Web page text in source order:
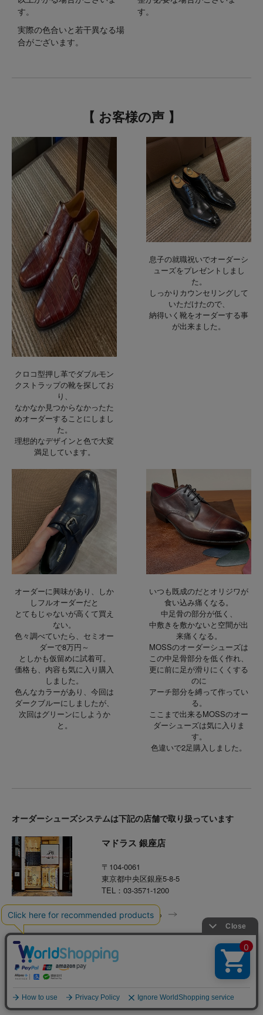
す。
す。
実際の色合いと若干異なる場
合がございます。
【 お客様の声 】
クロコ型押し革でダブルモン
クストラップの靴を探してお
り、
なかなか見つからなかったた
めオーダーすることにしまし
た。
理想的なデザインと色で大変
満足しています。
息子の就職祝いでオーダーシ
ューズをプレゼントしまし
た。
しっかりカウンセリングして
いただけたので、
納得いく靴をオーダーする事
が出来ました。
オーダーに興味があり、しか
しフルオーダーだと
とてもじゃないが高くて買え
ない。
色々調べていたら、セミオー
ダーで8万円～
としかも仮留めに試着可。
価格も、内容も気に入り購入
しました。
色んなカラーがあり、今回は
ダークブルーにしましたが、
次回はグリーンにしようか
と。
いつも既成のだとオリジワが
食い込み痛くなる。
中足骨の部分が低く、
中敷きを敷かないと空間が出
来痛くなる。
MOSSのオーダーシューズは
この中足骨部分を低く作れ、
更に前に足が滑りにくくする
のに
アーチ部分を縛って作ってい
る。
ここまで出来るMOSSのオー
ダーシューズは気に入りま
す。
色違いで2足購入しました。
オーダーシューズシステムは下記の店舗で取り扱っています
マドラス 銀座店
〒104-0061
東京都中央区銀座5-8-5
TEL：03-3571-1200
店舗情報はこちら
マドラス ヤエチカ店
TEL：03-3517-5001